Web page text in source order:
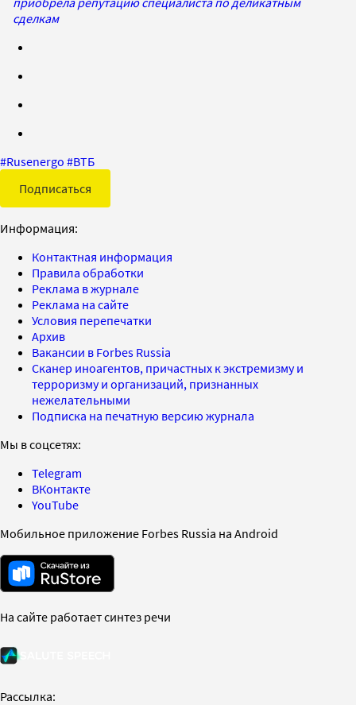
сделкам
#Rusenergo #ВТБ
Подписаться
Информация:
Контактная информация
Правила обработки
Реклама в журнале
Реклама на сайте
Условия перепечатки
Архив
Вакансии в Forbes Russia
Сканер иноагентов, причастных к экстремизму и
терроризму и организаций, признанных
нежелательными
Подписка на печатную версию журнала
Мы в соцсетях:
Telegram
ВКонтакте
YouTube
Мобильное приложение Forbes Russia на Android
На сайте работает синтез речи
Рассылка: